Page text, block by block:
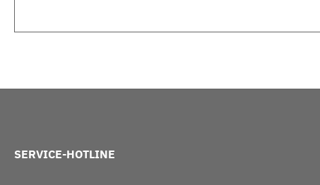
SERVICE-HOTLINE